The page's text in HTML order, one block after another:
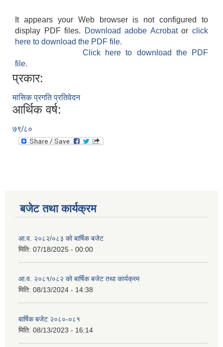
It appears your Web browser is not configured to
display PDF files.
Download adobe Acrobatorclick
here to download the PDF file.
Click here to download the PDF
file.
प्रकार:
मासिक प्रगति प्रतिवेदन
आर्थिक वर्ष:
७९/८०
बजेट तथा कार्यक्रम
आ.व. २०८२/०८३ को बार्षिक बजेट
मिति: 07/18/2025 - 00:00
आ.व. २०८१/०८२ को बार्षिक बजेट तथा कार्यक्रम
मिति: 08/13/2024 - 14:38
बार्षिक बजेट २०८०-०८१
मिति: 08/13/2023 - 16:14